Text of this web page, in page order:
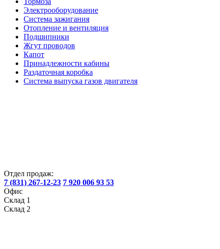
Электрооборудование
Система зажигания
Отопление и вентиляция
Подшипники
Жгут проводов
Капот
Принадлежности кабины
Раздаточная коробка
Система выпуска газов двигателя
Отдел продаж:
7 (831) 267-12-23 7 920 006 93 53
Офис
Склад 1
Склад 2